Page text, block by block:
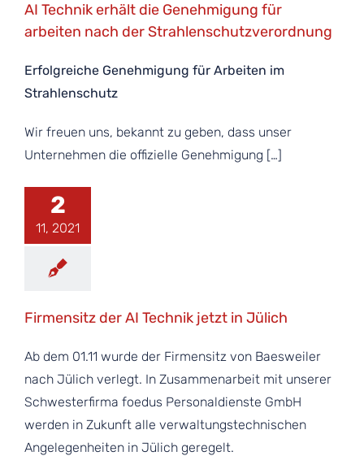
AI Technik erhält die Genehmigung für
arbeiten nach der Strahlenschutzverordnung
Erfolgreiche Genehmigung für Arbeiten im
Strahlenschutz
Wir freuen uns, bekannt zu geben, dass unser
Unternehmen die offizielle Genehmigung […]
2
11, 2021
Firmensitz der AI Technik jetzt in Jülich
Ab dem 01.11 wurde der Firmensitz von Baesweiler
nach Jülich verlegt. In Zusammenarbeit mit unserer
Schwesterfirma foedus Personaldienste GmbH
werden in Zukunft alle verwaltungstechnischen
Angelegenheiten in Jülich geregelt.